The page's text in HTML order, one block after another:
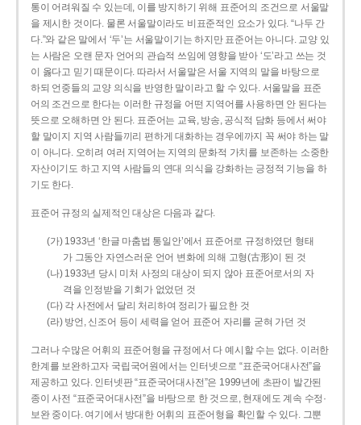
통이 어려워질 수 있는데, 이를 방지하기 위해 표준어의 조건으로 서울말
을 제시한 것이다. 물론 서울말이라도 비표준적인 요소가 있다. “나두 간
다.”와 같은 말에서 ‘두’는 서울말이기는 하지만 표준어는 아니다. 교양 있
는 사람은 오랜 문자 언어의 관습적 쓰임에 영향을 받아 ‘도’라고 쓰는 것
이 옳다고 믿기 때문이다. 따라서 서울말은 서울 지역의 말을 바탕으로
하되 언중들의 교양 의식을 반영한 말이라고 할 수 있다. 서울말을 표준
어의 조건으로 한다는 이러한 규정을 어떤 지역어를 사용하면 안 된다는
뜻으로 오해하면 안 된다. 표준어는 교육, 방송, 공식적 담화 등에서 써야
할 말이지 지역 사람들끼리 편하게 대화하는 경우에까지 꼭 써야 하는 말
이 아니다. 오히려 여러 지역어는 지역의 문화적 가치를 보존하는 소중한
자산이기도 하고 지역 사람들의 연대 의식을 강화하는 긍정적 기능을 하
기도 한다.
표준어 규정의 실제적인 대상은 다음과 같다.
(가) 1933년 ‘한글 마춤법 통일안’에서 표준어로 규정하였던 형태
가 그동안 자연스러운 언어 변화에 의해 고형(古形)이 된 것
(나) 1933년 당시 미처 사정의 대상이 되지 않아 표준어로서의 자
격을 인정받을 기회가 없었던 것
(다) 각 사전에서 달리 처리하여 정리가 필요한 것
(라) 방언, 신조어 등이 세력을 얻어 표준어 자리를 굳혀 가던 것
그러나 수많은 어휘의 표준어형을 규정에서 다 예시할 수는 없다. 이러한
한계를 보완하고자 국립국어원에서는 인터넷으로 “표준국어대사전”을
제공하고 있다. 인터넷판 “표준국어대사전”은 1999년에 초판이 발간된
종이 사전 “표준국어대사전”을 바탕으로 한 것으로, 현재에도 계속 수정·
보완 중이다. 여기에서 방대한 어휘의 표준어형을 확인할 수 있다. 그뿐